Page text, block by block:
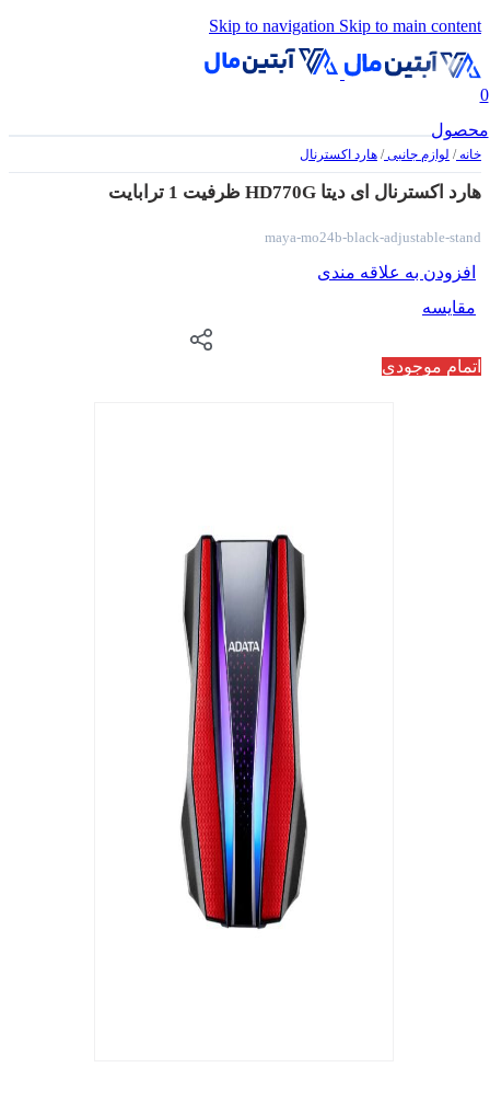
Skip to navigation Skip to main content
0
محصول
خانه/ لوازم جانبی/ هارد اکسترنال
هارد اکسترنال ای دیتا HD770G ظرفیت 1 ترابایت
maya-mo24b-black-adjustable-stand
افزودن به علاقه مندی
مقایسه
اتمام موجودی